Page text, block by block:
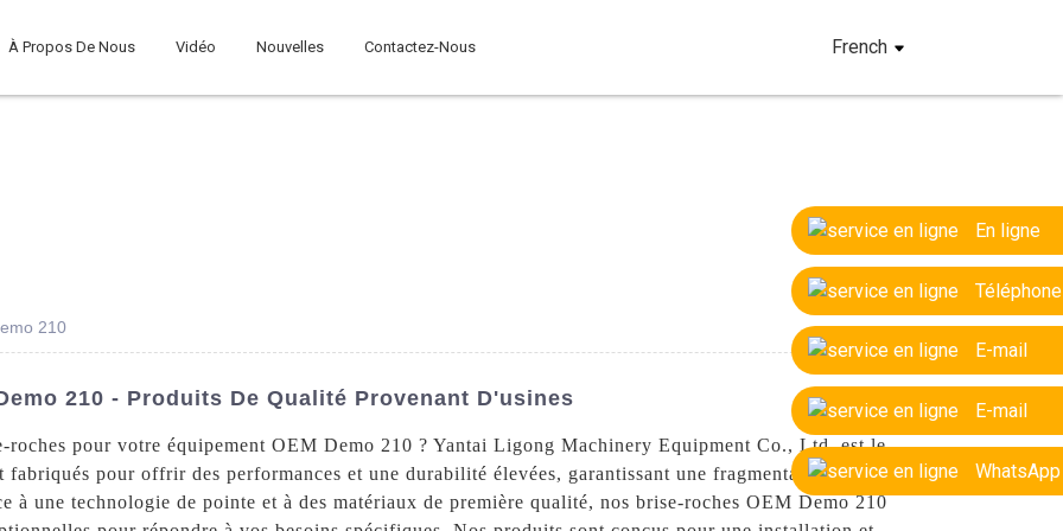
À Propos De Nous Vidéo Nouvelles Contactez-Nous French
En ligne
Téléphone
E-mail
E-mail
WhatsApp
210
210 - Produits De Qualité Provenant D'usines
roches pour votre équipement OEM Demo 210 ? Yantai Ligong Machinery Equipment Co., Ltd. est le
pour offrir des performances et une durabilité élevées, garantissant une fragmentation efficace
à une technologie de pointe et à des matériaux de première qualité, nos brise-roches OEM Demo 210